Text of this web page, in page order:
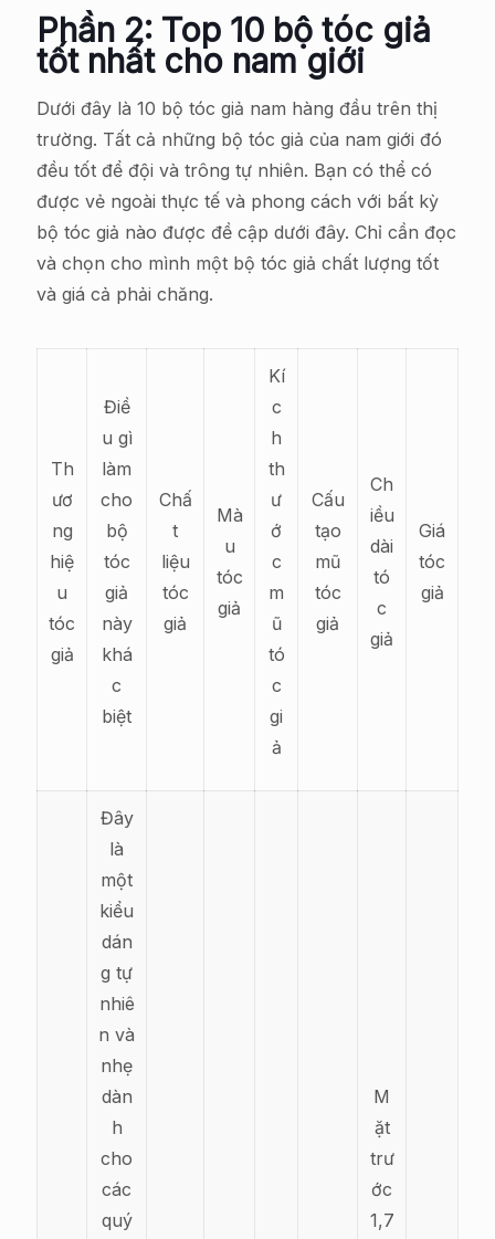
Phần 2: Top 10 bộ tóc giả
tốt nhất cho nam giới
Dưới đây là 10 bộ tóc giả nam hàng đầu trên thị
trường. Tất cả những bộ tóc giả của nam giới đó
đều tốt để đội và trông tự nhiên. Bạn có thể có
được vẻ ngoài thực tế và phong cách với bất kỳ
bộ tóc giả nào được đề cập dưới đây. Chỉ cần đọc
và chọn cho mình một bộ tóc giả chất lượng tốt
và giá cả phải chăng.
Th
ươ
ng
hiệ
u
tóc
giả
Điề
u gì
làm
cho
bộ
tóc
giả
này
khá
c
biệt
Chấ
t
liệu
tóc
giả
Mà
u
tóc
giả
Kí
c
h
th
ư
ớ
c
m
ũ
tó
c
gi
ả
Cấu
tạo
mũ
tóc
giả
Ch
iều
dài
tó
c
giả
Giá
tóc
giả
Đây
là
một
kiểu
dán
g tự
nhiê
n và
nhẹ
dàn
h
cho
các
quý
M
ặt
trư
ớc
1,7